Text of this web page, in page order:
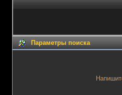
Параметры поиска